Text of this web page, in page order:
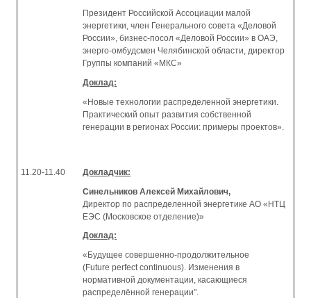
Президент Российской Ассоциации малой
энергетики, член Генерального совета «Деловой
России», бизнес-посол «Деловой России» в ОАЭ,
энерго-омбудсмен Челябинской области, директор
Группы компаний «МКС»
Доклад:
«Новые технологии распределенной энергетики.
Практический опыт развития собственной
генерации в регионах России: примеры проектов».
11.20-11.40
Докладчик:
Синельников Алексей Михайлович,
Директор по распределенной энергетике АО «НТЦ
ЕЭС (Московское отделение)»
Доклад:
«Будущее совершенно-продолжительное
(Future perfect continuous). Изменения в
нормативной документации, касающиеся
распределённой генерации".